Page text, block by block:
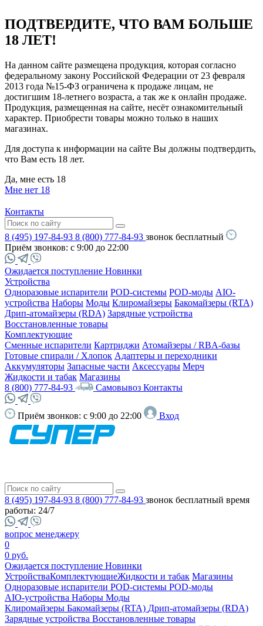
ПОДТВЕРДИТЕ, ЧТО ВАМ БОЛЬШЕ
18 ЛЕТ!
На данном сайте размещена продукция, которая согласно
федеральному закону Российской Федерации от 23 февраля
2013 года №15-ФЗ ограничена к продаже лицам, не
достигшим 18-летнего возраста, а так же к онлайн продаже.
Продукция, размещенная на сайте, несёт ознакомительный
характер. Приобрести товары можно только в наших
магазинах.
Для доступа к информации на сайте Вы должны подтвердить,
что Вам есть 18 лет.
Да, мне есть 18
Мне нет 18
Контакты
8 (495) 197-84-93 8 (800) 777-84-93 звонок бесплатный
Приём звонков: с 9:00 до 22:00
Ожидается поступление Новинки
Устройства
Одноразовые испарители POD-системы POD-моды AIO-
устройства Наборы Моды Клиромайзеры Бакомайзеры (RTA)
Дрип-атомайзеры (RDA) Зарядные устройства
Восстановленные товары
Комплектующие
Сменные испарители Картриджи Атомайзеры / RBA-базы
Готовые спирали / Хлопок Адаптеры и переходники
Аккумуляторы Запасные части Аксессуары Мерч
Жидкости и табак Магазины
8 (800) 777-84-93
Самовывоз Контакты
Приём звонков: с 9:00 до 22:00 Вход
8 (495) 197-84-93 8 (800) 777-84-93 звонок бесплатный время
работы: 24/7
вопрос менеджеру
0
0 руб.
Ожидается поступление Новинки
УстройстваКомплектующиеЖидкости и табак Магазины
Одноразовые испарители POD-системы POD-моды
AIO-устройства Наборы Моды
Клиромайзеры Бакомайзеры (RTA) Дрип-атомайзеры (RDA)
Зарядные устройства Восстановленные товары